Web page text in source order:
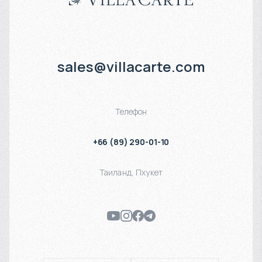
sales@villacarte.com
Телефон
+66 (89) 290-01-10
Таиланд, Пхукет